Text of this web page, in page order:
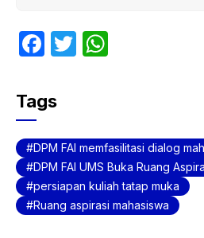
F
c
e
b
o
o
k
T
A
p
p
Tags
DPM FAI memfasilitasi dialog
DPM FAI UMS Buka Ruang
persiapan kuliah tatap muka
Ruang aspirasi mahasiswa